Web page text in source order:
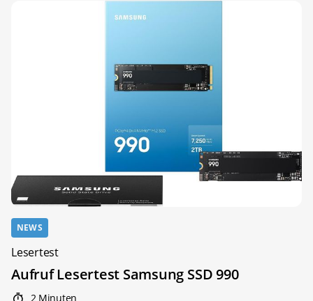
NEWS
Lesertest
Aufruf Lesertest Samsung SSD 990
2 Minuten